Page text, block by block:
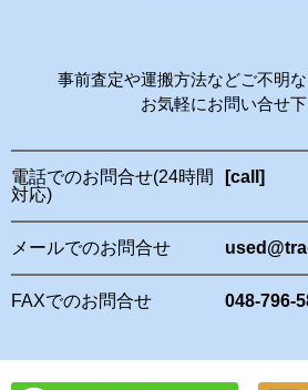
事前査定や運搬方法などご不明な
お気軽にお問い合せ下
電話でのお問合せ(24時間
対応)
[call]
メールでのお問合せ
FAXでのお問合せ 048-796-